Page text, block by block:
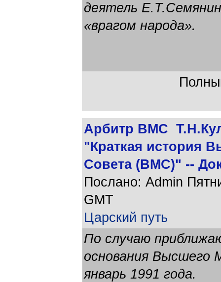
деятель
«врагом народа».
Арбитр ВМС
"Краткая история
Совета (ВМС)" --
Послано: Admin
GMT
Царский путь
По случаю
основания Высшего
январь 1991 года.